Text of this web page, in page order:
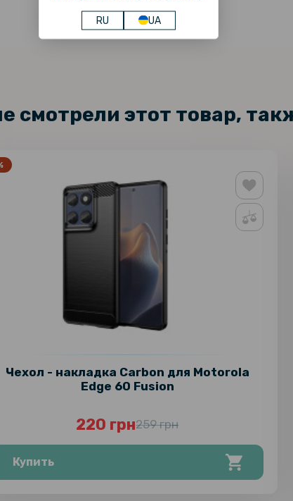
RU UA
смотрели этот товар,
Чехол - накладка Carbon для Motorola
Edge 60 Fusion
220 грн259 грн
Купить